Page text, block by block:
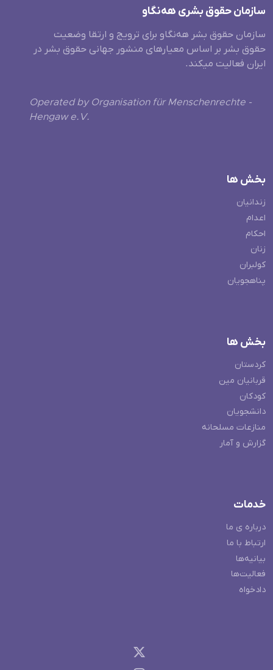
سازمان حقوق بشری هەنگاو
سازمان حقوق بشر هه‌نگاو برای ترویج و ارتقا وضعیت
حقوق بشر بر اساس معیارهای منشور جهانی حقوق بشر در
ایران فعالیت میکند.
Operated by Organisation für Menschenrechte -
Hengaw e.V.
بخش ها
زندانیان
اعدام
احکام
زنان
کولبران
پناهجویان
بخش ها
کردستان
قربانیان مین
کودکان
دانشجویان
منازعات مسلحانه
گزارش و آمار
خدمات
درباره ی ما
ارتباط با ما
بیانیه‌ها
فعالیت‌ها
دادخواه